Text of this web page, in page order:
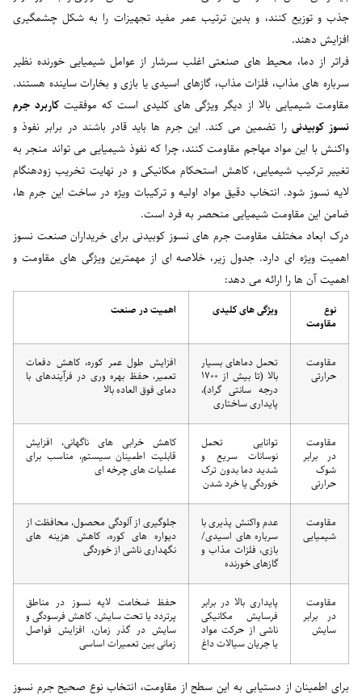
جذب و توزیع کنند، و بدین ترتیب عمر مفید تجهیزات را به شکل چشمگیری
افزایش دهند.
فراتر از دما، محیط های صنعتی اغلب سرشار از عوامل شیمیایی خورنده نظیر
سرباره های مذاب، فلزات مذاب، گازهای اسیدی یا بازی و بخارات ساینده هستند.
مقاومت شیمیایی بالا از دیگر ویژگی های کلیدی است که موفقیتکاربرد جرم
نسوز کوبیدنی را تضمین می کند. این جرم ها باید قادر باشند در برابر نفوذ و
واکنش با این مواد مهاجم مقاومت کنند، چرا که نفوذ شیمیایی می تواند منجر به
تغییر ترکیب شیمیایی، کاهش استحکام مکانیکی و در نهایت تخریب زودهنگام
لایه نسوز شود. انتخاب دقیق مواد اولیه و ترکیبات ویژه در ساخت این جرم ها،
ضامن این مقاومت شیمیایی منحصر به فرد است.
درک ابعاد مختلف مقاومت جرم های نسوز کوبیدنی برای خریداران صنعت نسوز
اهمیت ویژه ای دارد. جدول زیر، خلاصه ای از مهمترین ویژگی های مقاومت و
اهمیت آن ها را ارائه می دهد:
نوع
مقاومت
ویژگی های کلیدی اهمیت در صنعت
مقاومت
حرارتی
تحمل دماهای بسیار
بالا (تا بیش از ۱۷۰۰
درجه سانتی گراد)،
پایداری ساختاری
افزایش طول عمر کوره، کاهش دفعات
تعمیر، حفظ بهره وری در فرآیندهای با
دمای فوق العاده بالا
مقاومت
در برابر
شوک
حرارتی
توانایی تحمل
نوسانات سریع و
شدید دما بدون ترک
خوردگی یا خرد شدن
کاهش خرابی های ناگهانی، افزایش
قابلیت اطمینان سیستم، مناسب برای
عملیات های چرخه ای
مقاومت
شیمیایی
عدم واکنش پذیری با
سرباره های اسیدی/
بازی، فلزات مذاب و
گازهای خورنده
جلوگیری از آلودگی محصول، محافظت از
دیواره های کوره، کاهش هزینه های
نگهداری ناشی از خوردگی
مقاومت
در برابر
سایش
پایداری بالا در برابر
فرسایش مکانیکی
ناشی از حرکت مواد
یا جریان سیالات داغ
حفظ ضخامت لایه نسوز در مناطق
پرتردد یا تحت سایش، کاهش فرسودگی و
سایش در گذر زمان، افزایش فواصل
زمانی بین تعمیرات اساسی
برای اطمینان از دستیابی به این سطح از مقاومت، انتخاب نوع صحیح جرم نسوز